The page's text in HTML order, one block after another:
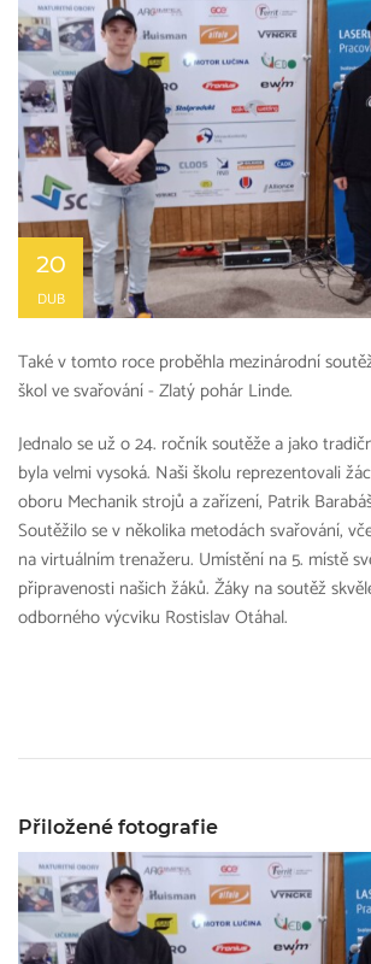
20
DUB
Také v tomto roce proběhla mezinárodní
škol ve svařování - Zlatý pohár Linde.
Jednalo se už o 24. ročník soutěže a jako
byla velmi vysoká. Naši školu reprezentovali
oboru Mechanik strojů a zařízení, Patrik
Soutěžilo se v několika metodách svařování,
na virtuálním trenažeru. Umístění na 5. místě
připravenosti našich žáků. Žáky na soutěž
odborného výcviku Rostislav Otáhal.
Přiložené fotografie